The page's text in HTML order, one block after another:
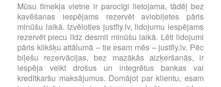
Mūsu tīmekļa vietne ir parocīgi lietojama, tādēļ bez
kavēšanas iespējams rezervēt aviobiļetes pāris
minūšu laikā. Izvēloties justfly.lv, lidojumu iespējams
rezervēt piecu līdz desmit minūšu laikā. Lēti lidojumi
pāris klikšķu attālumā – tie esam mēs – justfly.lv. Pēc
biļešu rezervācijas, bez mazākās aizķeršanās, ir
iespēja veikt drošus un integrētus bankas vai
kredītkaršu maksājumus. Domājot par klientu, esam